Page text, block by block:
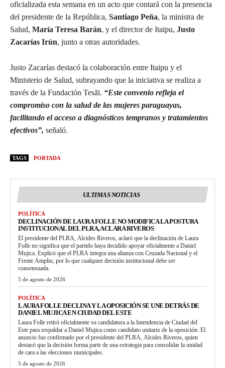
oficializada esta semana en un acto que contará con la presencia
del presidente de la República, Santiago Peña, la ministra de
Salud, María Teresa Barán, y el director de Itaipu, Justo
Zacarías Irún, junto a otras autoridades.
Justo Zacarías destacó la colaboración entre Itaipu y el
Ministerio de Salud, subrayando que la iniciativa se realiza a
través de la Fundación Tesãi. “Este convenio refleja el
compromiso con la salud de las mujeres paraguayas,
facilitando el acceso a diagnósticos tempranos y tratamientos
efectivos”, señaló.
TAGS PORTADA
ULTIMAS NOTICIAS
POLÍTICA
DECLINACIÓN DE LAURA FOLLE NO MODIFICA LA POSTURA
INSTITUCIONAL DEL PLRA, ACLARA RIVEROS
El presidente del PLRA, Alcides Riveros, aclaró que la declinación de Laura
Folle no significa que el partido haya decidido apoyar oficialmente a Daniel
Mujica. Explicó que el PLRA integra una alianza con Cruzada Nacional y el
Frente Amplio, por lo que cualquier decisión institucional debe ser
consensuada.
5 de agosto de 2026
POLÍTICA
LAURA FOLLE DECLINA Y LA OPOSICIÓN SE UNE DETRÁS DE
DANIEL MUJICA EN CIUDAD DEL ESTE
Laura Folle retiró oficialmente su candidatura a la Intendencia de Ciudad del
Este para respaldar a Daniel Mujica como candidato unitario de la oposición. El
anuncio fue confirmado por el presidente del PLRA, Alcides Riveros, quien
destacó que la decisión forma parte de una estrategia para consolidar la unidad
de cara a las elecciones municipales.
5 de agosto de 2026